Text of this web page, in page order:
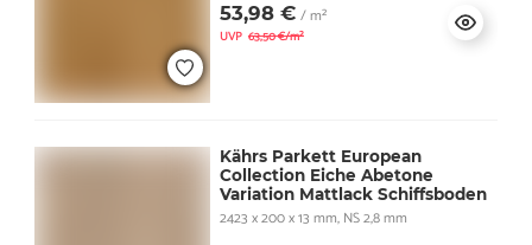
53,98 € / m²
UVP 63,50 €/m²
Kährs Parkett European
Collection Eiche Abetone
Variation Mattlack Schiffsboden
2423 x 200 x 13 mm, NS 2,8 mm